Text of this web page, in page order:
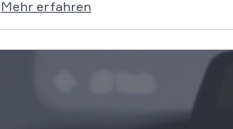
Mehr erfahren